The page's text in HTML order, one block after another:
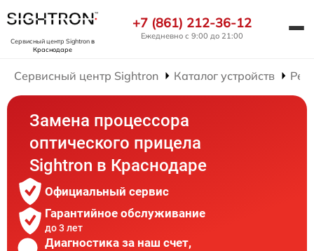
Сервисный центр Sightronв
Краснодаре
+7 (861) 212-36-12
Ежедневно с 9:00 до 21:00
Сервисный центр Sightron Каталог устройств
Замена процессора
оптического прицела
Sightron в Краснодаре
Официальный сервис
Гарантийное обслуживание
до 3 лет
Диагностика за наш счет,